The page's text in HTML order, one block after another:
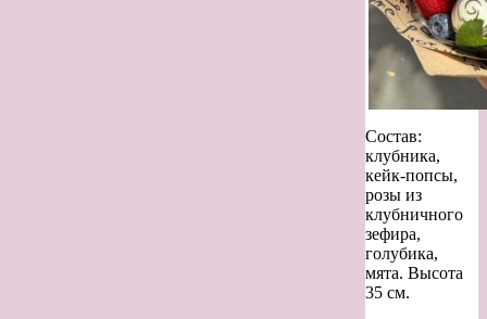
Состав:
клубника,
кейк-попсы,
розы из
клубничного
зефира,
голубика,
мята. Высота
35 см.